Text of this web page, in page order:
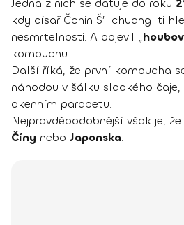
Jedna z nich se datuje do roku
kdy císař Čchin Š’-chuang-ti
nesmrtelnosti. A objevil „
kombuchu.
Další říká, že první kombucha
náhodou v šálku sladkého
okenním parapetu.
Nejpravděpodobnější však je,
Číny nebo Japonska.